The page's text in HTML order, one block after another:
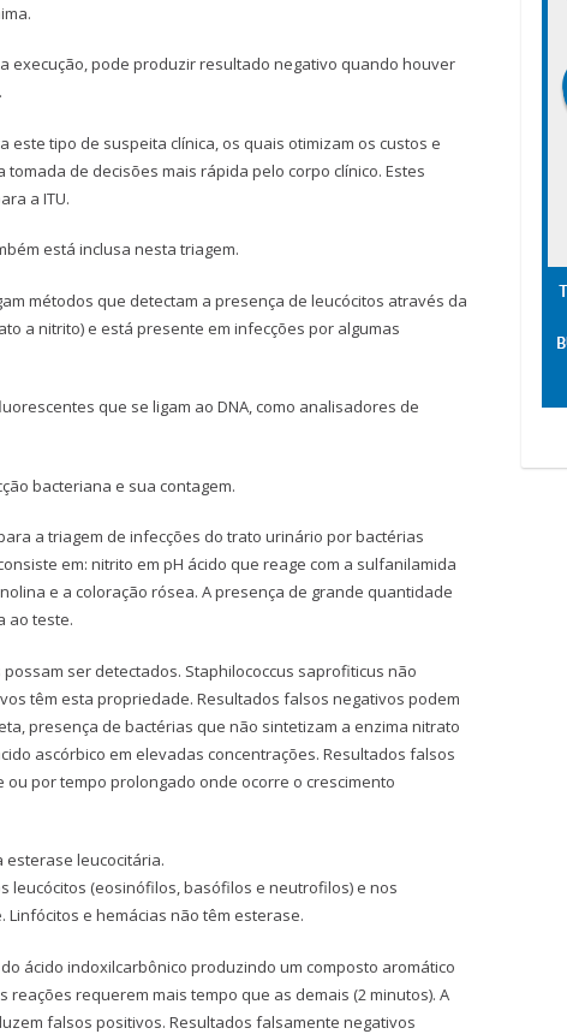
execução, pode produzir resultado negativo quando houver
tipo de suspeita clínica, os quais otimizam os custos e
de decisões mais rápida pelo corpo clínico. Estes
a ITU.
está inclusa nesta triagem.
métodos que detectam a presença de leucócitos através da
a nitrito) e está presente em infecções por algumas
que se ligam ao DNA, como analisadores de
bacteriana e sua contagem.
a triagem de infecções do trato urinário por bactérias
em: nitrito em pH ácido que reage com a sulfanilamida
e a coloração rósea. A presença de grande quantidade
ao teste.
ser detectados. Staphilococcus saprofiticus não
têm esta propriedade. Resultados falsos negativos podem
presença de bactérias que não sintetizam a enzima nitrato
ascórbico em elevadas concentrações. Resultados falsos
por tempo prolongado onde ocorre o crescimento
leucocitária.
leucócitos (eosinófilos, basófilos e neutrofilos) e nos
e hemácias não têm esterase.
ácido indoxilcarbônico produzindo um composto aromático
requerem mais tempo que as demais (2 minutos). A
falsos positivos. Resultados falsamente negativos